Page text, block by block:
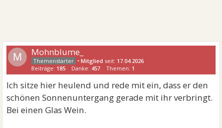
M Mohnblume_
•Mitglied seit: 17.04.2026
Beiträge: 185 Danke: 457 Themen: 1
Ich sitze hier heulend und rede mit ein, dass er den
schönen Sonnenuntergang gerade mit ihr verbringt.
Bei einen Glas Wein.